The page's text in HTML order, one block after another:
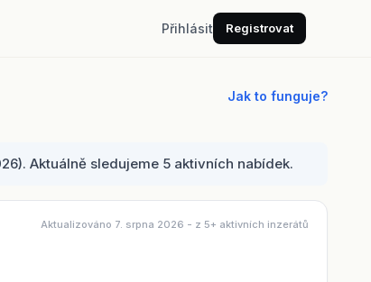
Přihlásit Registrovat
Jak to funguje?
Aktuálně sledujeme 5 aktivních nabídek.
Aktualizováno 7. srpna 2026 - z 5+ aktivních inzerátů